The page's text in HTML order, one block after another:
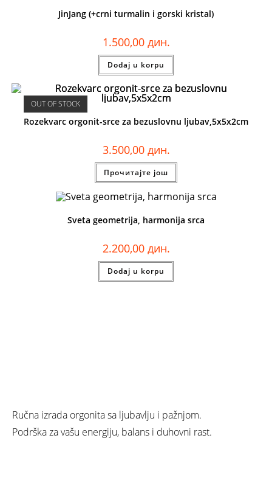
JinJang (+crni turmalin i gorski kristal)
1.500,00 дин.
Dodaj u korpu
OUT OF STOCK
Rozekvarc orgonit-srce za bezuslovnu ljubav,5x5x2cm
3.500,00 дин.
Прочитајте још
Sveta geometrija, harmonija srca
2.200,00 дин.
Dodaj u korpu
Ručna izrada orgonita sa ljubavlju i pažnjom.
Podrška za vašu energiju, balans i duhovni rast.